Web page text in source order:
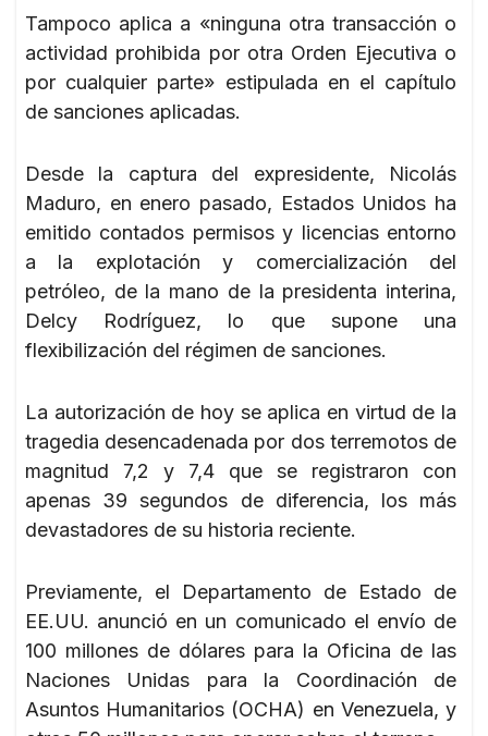
Tampoco aplica a «ninguna otra transacción o
actividad prohibida por otra Orden Ejecutiva o
por cualquier parte» estipulada en el capítulo
de sanciones aplicadas.
Desde la captura del expresidente, Nicolás
Maduro, en enero pasado, Estados Unidos ha
emitido contados permisos y licencias entorno
a la explotación y comercialización del
petróleo, de la mano de la presidenta interina,
Delcy Rodríguez, lo que supone una
flexibilización del régimen de sanciones.
La autorización de hoy se aplica en virtud de la
tragedia desencadenada por dos terremotos de
magnitud 7,2 y 7,4 que se registraron con
apenas 39 segundos de diferencia, los más
devastadores de su historia reciente.
Previamente, el Departamento de Estado de
EE.UU. anunció en un comunicado el envío de
100 millones de dólares para la Oficina de las
Naciones Unidas para la Coordinación de
Asuntos Humanitarios (OCHA) en Venezuela, y